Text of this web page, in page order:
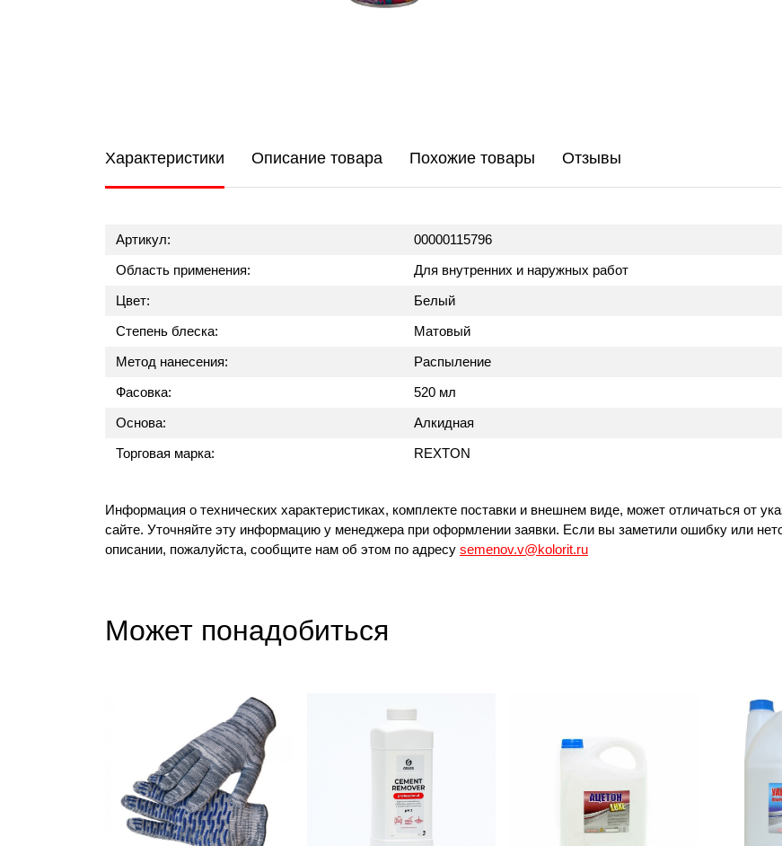
Характеристики Описание товара Похожие товары Отзывы
Артикул:
00000115796
Область применения:
Для внутренних и наружных работ
Цвет:
Белый
Степень блеска:
Матовый
Метод нанесения:
Распыление
Фасовка:
520 мл
Основа:
Алкидная
Торговая марка:
REXTON
Информация о технических характеристиках, комплекте поставки и внешнем виде, может отличаться от
сайте. Уточняйте эту информацию у менеджера при оформлении заявки. Если вы заметили ошибку или
описании, пожалуйста, сообщите нам об этом по адресу semenov.v@kolorit.ru
Может понадобиться